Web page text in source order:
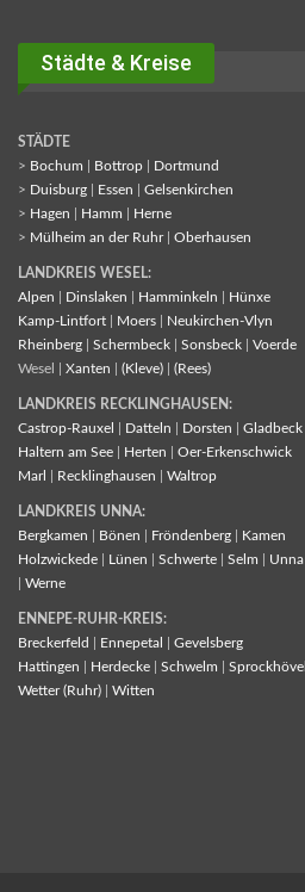
Städte & Kreise
STÄDTE
> Bochum Bottrop
Dortmund
> Duisburg Essen
Gelsenkirchen
> Hagen Hamm
Herne
> Mülheim an der Ruhr| Oberhausen
LANDKREIS WESEL:
Alpen
Dinslaken Hamminkeln
Hünxe
Kamp-Lintfort
Moers
Neukirchen-Vlyn
Rheinberg
Schermbeck Sonsbeck
Voerde
Wesel | Xanten (Kleve) (Rees)
LANDKREIS RECKLINGHAUSEN:
Castrop-Rauxel
Datteln Dorsten
Gladbeck
Haltern am See
Herten
Oer-Erkenschwick
Marl
Recklinghausen Waltrop
LANDKREIS UNNA:
Bergkamen
Bönen Fröndenberg
Kamen
Holzwickede
Lünen Schwerte Selm
Unna
Werne
ENNEPE-RUHR-KREIS:
Breckerfeld
Ennepetal
Gevelsberg
Hattingen
Herdecke Schwelm
Sprockhövel
Wetter (Ruhr)
Witten